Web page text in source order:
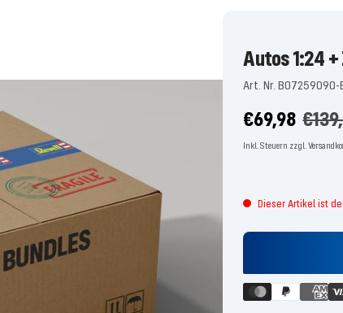
Autos 1:24
Art. Nr. B07259090-
€69,98
Preis
Inkl. Steuern zzgl.
Dieser Artikel ist